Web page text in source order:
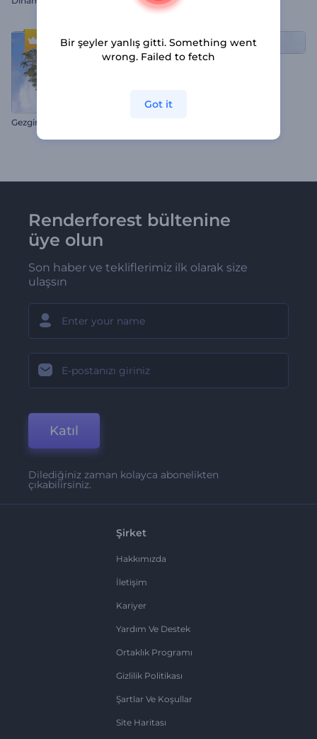
Gezginlerin Hayallerindeki Logo
3B Noel Sanat Albümü
Renderforest bültenine
üye olun
Son haber ve tekliflerimiz ilk olarak size
ulaşsın
Katıl
Dilediğiniz zaman kolayca abonelikten
çıkabilirsiniz.
Şirket
Hakkımızda
İletişim
Kariyer
Yardım Ve Destek
Ortaklık Programı
Gizlilik Politikası
Şartlar Ve Koşullar
Site Haritası
Bir şeyler yanlış gitti. Something went
wrong. Failed to fetch
Got it